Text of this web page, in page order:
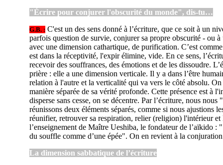
"Écrire pour conjurer l'obscurité du monde", dis-tu…
G.B. : C'est un des sens donné à l’écriture, que ce soit à un
parfois question de survie, conjurer sa propre obscurité - ou
avec une dimension cathartique, de purification. C’est
est dans la réceptivité, l'expir élimine, vide. En ce sens,
recevoir des souffrances, des émotions et de les dissoudre.
prière : elle a une dimension verticale. Il y a dans l’être
relation à l'autre et la verticalité qui va vers le côté absolu.
manière séparée de sa vérité profonde. Cette présence est à
disperse sans cesse, on se décentre. Par l’écriture, nous nous
réunissons deux éléments séparés, comme si nous ajustions
réunifier, retrouver sa respiration, relier (religion) l'intérieur
l’enseignement de Maître Ueshiba, le fondateur de l’aïkido :
du souffle comme d’une épée". On en revient à la
La dimension sabbatique de l’écriture